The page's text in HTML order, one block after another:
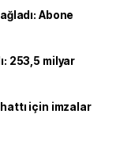
Abone
253,5 milyar
için imzalar